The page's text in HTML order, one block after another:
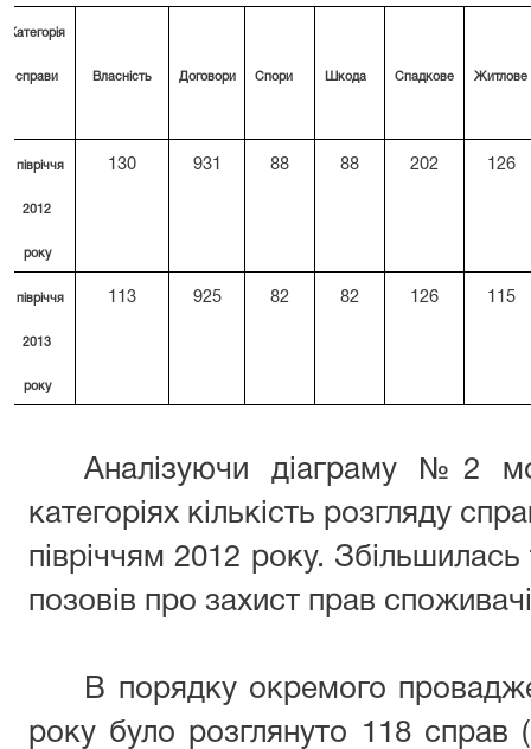
Категорія
справи Власність Договори Спори Шкода Спадкове Житлове
І півріччя
2012
року
130 931 88 88 202 126
І півріччя
2013
року
113 925 82 82 126 115
Аналізуючи діаграму №2
категоріях кількість розгляду
півріччям 2012 року. Збільшилась
позовів про захист прав
В порядку окремого
року було розглянуто 118 справ